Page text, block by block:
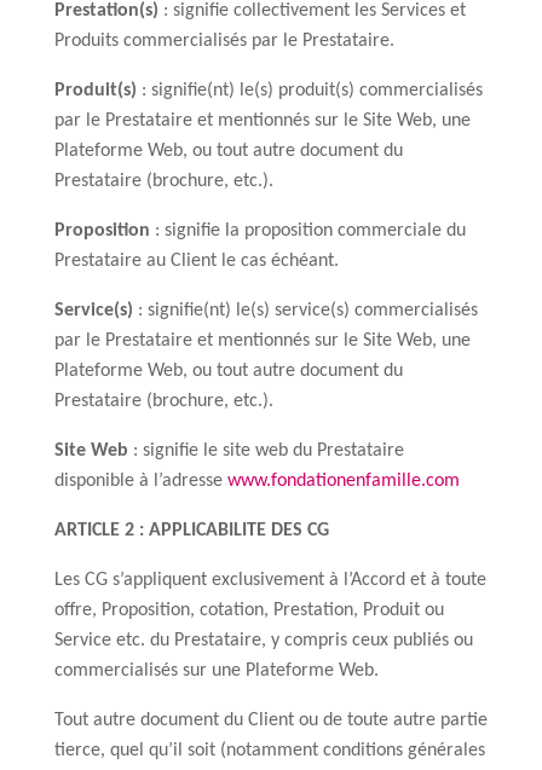
Prestation(s) : signifie collectivement les Services et
Produits commercialisés par le Prestataire.
Produit(s) : signifie(nt) le(s) produit(s) commercialisés
par le Prestataire et mentionnés sur le Site Web, une
Plateforme Web, ou tout autre document du
Prestataire (brochure, etc.).
Proposition : signifie la proposition commerciale du
Prestataire au Client le cas échéant.
Service(s) : signifie(nt) le(s) service(s) commercialisés
par le Prestataire et mentionnés sur le Site Web, une
Plateforme Web, ou tout autre document du
Prestataire (brochure, etc.).
Site Web : signifie le site web du Prestataire
disponible à l’adresse www.fondationenfamille.com
ARTICLE 2 : APPLICABILITE DES CG
Les CG s’appliquent exclusivement à l’Accord et à toute
offre, Proposition, cotation, Prestation, Produit ou
Service etc. du Prestataire, y compris ceux publiés ou
commercialisés sur une Plateforme Web.
Tout autre document du Client ou de toute autre partie
tierce, quel qu’il soit (notamment conditions générales